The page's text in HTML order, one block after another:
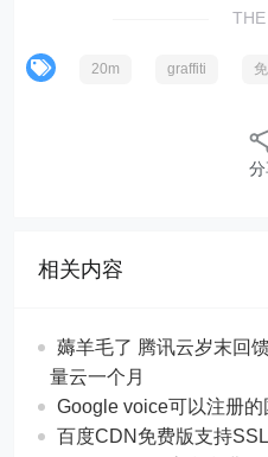
20m graffiti
相关内容
薅羊毛了 腾讯云岁末回
量云一个月
Google voice可以注册的
百度CDN免费版支持